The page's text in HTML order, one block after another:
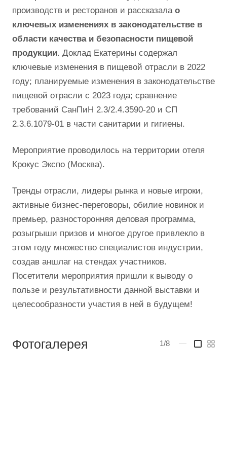
производств и ресторанов и рассказала о
ключевых изменениях в законодательстве в
области качества и безопасности пищевой
продукции. Доклад Екатерины содержал
ключевые изменения в пищевой отрасли в 2022
году; планируемые изменения в законодательстве
пищевой отрасли с 2023 года; сравнение
требований СанПиН 2.3/2.4.3590-20 и СП
2.3.6.1079-01 в части санитарии и гигиены.
Мероприятие проводилось на территории отеля
Крокус Экспо (Москва).
Тренды отрасли, лидеры рынка и новые игроки,
активные бизнес-переговоры, обилие новинок и
премьер, разносторонняя деловая программа,
розыгрыши призов и многое другое привлекло в
этом году множество специалистов индустрии,
создав аншлаг на стендах участников.
Посетители мероприятия пришли к выводу о
пользе и результативности данной выставки и
целесообразности участия в ней в будущем!
Фотогалерея 1/8 —